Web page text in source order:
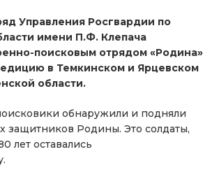
Управления Росгвардии по
имени П.Ф. Клепача
поисковым отрядом «Родина»
в Темкинском и Ярцевском
области.
обнаружили и подняли
защитников Родины. Это солдаты,
лет оставались